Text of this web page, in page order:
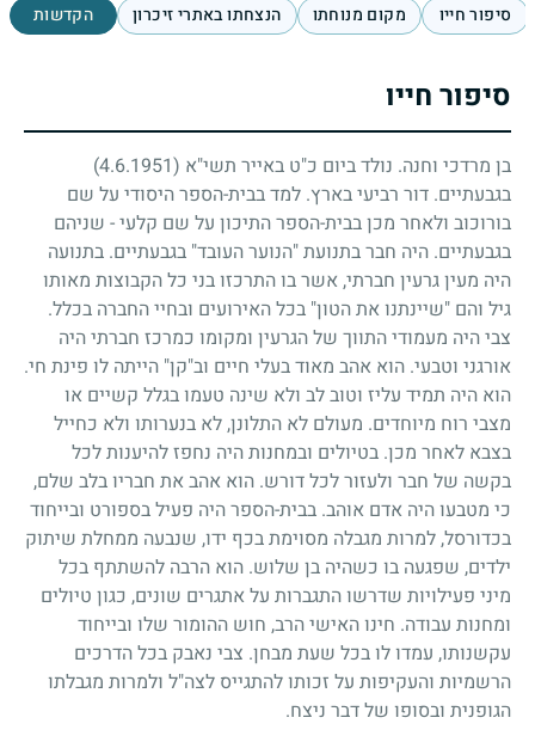
סיפור חייו מקום מנוחתו הנצחתו באתרי זיכרון הקדשות
סיפור חייו
בן מרדכי וחנה. נולד ביום כ"ט באייר תשי"א (4.6.1951)
בגבעתיים. דור רביעי בארץ. למד בבית-הספר היסודי על שם
בורוכוב ולאחר מכן בבית-הספר התיכון על שם קלעי - שניהם
בגבעתיים. היה חבר בתנועת "הנוער העובד" בגבעתיים. בתנועה
היה מעין גרעין חברתי, אשר בו התרכזו בני כל הקבוצות מאותו
גיל והם "שיינתנו את הטון" בכל האירועים ובחיי החברה בכלל.
צבי היה מעמודי התווך של הגרעין ומקומו כמרכז חברתי היה
אורגני וטבעי. הוא אהב מאוד בעלי חיים וב"קן" הייתה לו פינת חי.
הוא היה תמיד עליז וטוב לב ולא שינה טעמו בגלל קשיים או
מצבי רוח מיוחדים. מעולם לא התלונן, לא בנערותו ולא כחייל
בצבא לאחר מכן. בטיולים ובמחנות היה נחפז להיענות לכל
בקשה של חבר ולעזור לכל דורש. הוא אהב את חבריו בלב שלם,
כי מטבעו היה אדם אוהב. בבית-הספר היה פעיל בספורט ובייחוד
בכדורסל, למרות מגבלה מסוימת בכף ידו, שנבעה ממחלת שיתוק
ילדים, שפגעה בו כשהיה בן שלוש. הוא הרבה להשתתף בכל
מיני פעילויות שדרשו התגברות על אתגרים שונים, כגון טיולים
ומחנות עבודה. חינו האישי הרב, חוש ההומור שלו ובייחוד
עקשנותו, עמדו לו בכל שעת מבחן. צבי נאבק בכל הדרכים
הרשמיות והעקיפות על זכותו להתגייס לצה"ל ולמרות מגבלתו
הגופנית ובסופו של דבר ניצח.